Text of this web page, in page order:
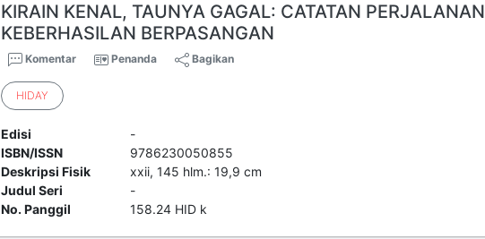
KIRAIN KENAL, TAUNYA GAGAL: CATATAN PERJALANAN
KEBERHASILAN BERPASANGAN
Komentar Penanda Bagikan
HIDAY
Edisi
-
ISBN/ISSN
9786230050855
Deskripsi Fisik
xxii, 145 hlm.: 19,9 cm
Judul Seri
-
No. Panggil
158.24 HID k